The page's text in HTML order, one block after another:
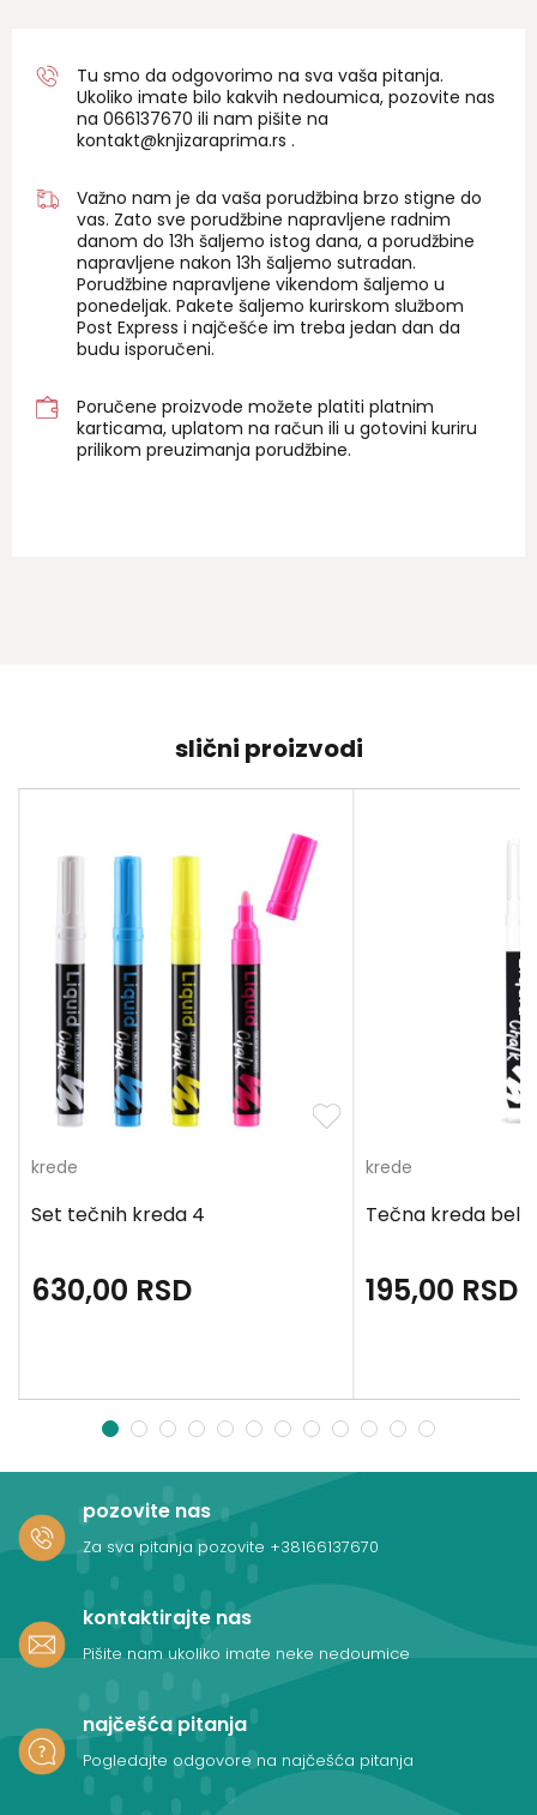
Tu smo da odgovorimo na sva vaša pitanja.
Ukoliko imate bilo kakvih nedoumica, pozovite nas
na 066137670 ili nam pišite na
kontakt@knjizaraprima.rs .
Važno nam je da vaša porudžbina brzo stigne do
vas. Zato sve porudžbine napravljene radnim
danom do 13h šaljemo istog dana, a porudžbine
napravljene nakon 13h šaljemo sutradan.
Porudžbine napravljene vikendom šaljemo u
ponedeljak. Pakete šaljemo kurirskom službom
Post Express i najčešće im treba jedan dan da
budu isporučeni.
Poručene proizvode možete platiti platnim
karticama, uplatom na račun ili u gotovini kuriru
prilikom preuzimanja porudžbine.
slični proizvodi
krede
Set tečnih kreda 4
630,00 RSD
krede
Tečna kreda bela
195,00 RSD
1 2 3 4 5 6 7 8 9 10 11 12
pozovite nas
Za sva pitanja pozovite +38166137670
kontaktirajte nas
Pišite nam ukoliko imate neke nedoumice
najčešća pitanja
Pogledajte odgovore na najčešća pitanja